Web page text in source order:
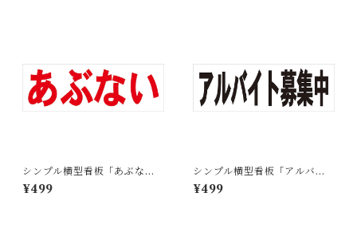
シンプル横型看板「あぶない
(赤)」【工場・現場】屋外可
¥499
シンプル横型看板「アルバイ
ト募集中(黒)」【工場・現場】
屋外可
¥499